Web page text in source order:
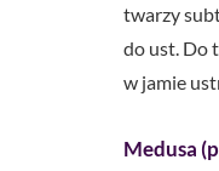
twarzy
do ust. Do
w jamie
Medusa